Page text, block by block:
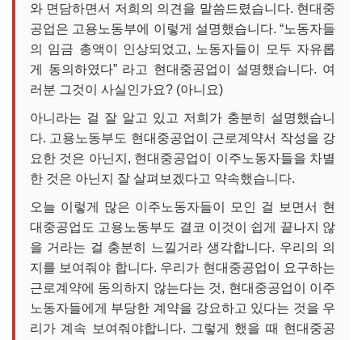
와 면담하면서 저희의 의견을 말씀드렸습니다. 현대중
공업은 고용노동부에 이렇게 설명했습니다. “노동자들
의 임금 총액이 인상되었고, 노동자들이 모두 자유롭
게 동의하였다” 라고 현대중공업이 설명했습니다. 여
러분 그것이 사실인가요? (아니요)
아니라는 걸 잘 알고 있고 저희가 충분히 설명했습니
다. 고용노동부도 현대중공업이 근로계약서 작성을 강
요한 것은 아닌지, 현대중공업이 이주노동자들을 차별
한 것은 아닌지 잘 살펴보겠다고 약속했습니다.
오늘 이렇게 많은 이주노동자들이 모인 걸 보면서 현
대중공업도 고용노동부도 결코 이것이 쉽게 끝나지 않
을 거라는 걸 충분히 느낄거라 생각합니다. 우리의 의
지를 보여줘야 합니다. 우리가 현대중공업이 요구하는
근로계약에 동의하지 않는다는 것, 현대중공업이 이주
노동자들에게 부당한 계약을 강요하고 있다는 것을 우
리가 계속 보여줘야합니다. 그렇게 했을 때 현대중공